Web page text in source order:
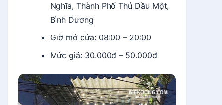
Nghĩa, Thành Phố Thủ Dầu Một,
Bình Dương
Giờ mở cửa: 08:00 – 20:00
Mức giá: 30.000đ – 50.000đ